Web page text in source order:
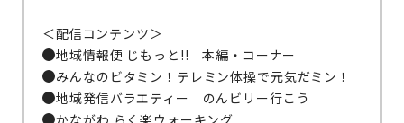
＜配信コンテンツ＞
地域情報便 じもっと!! 本編・コーナー
みんなのビタミン！テレミン体操で元気だミン！
地域発信バラエティー のんビリー行こう
かながわ らく楽ウォーキング